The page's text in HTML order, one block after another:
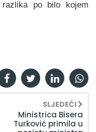
po bilo kojem
SLJEDEĆI
Ministrica Bisera
Turković primila u